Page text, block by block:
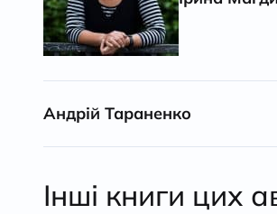
Андрій Тараненко
Інші книги цих